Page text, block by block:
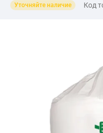
Уточняйте наличие Код